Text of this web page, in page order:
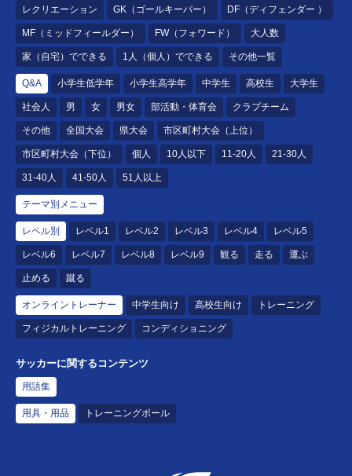
レクリエーション GK（ゴールキーパー） DF（ディフェンダー ）
MF（ミッドフィールダー） FW（フォワード） 大人数
家（自宅）でできる 1人（個人）でできる その他一覧
Q&A 小学生低学年 小学生高学年 中学生 高校生 大学生
社会人 男 女 男女 部活動・体育会 クラブチーム
その他 全国大会 県大会 市区町村大会（上位）
市区町村大会（下位） 個人 10人以下 11-20人 21-30人
31-40人 41-50人 51人以上
テーマ別メニュー
レベル別 レベル1 レベル2 レベル3 レベル4 レベル5
レベル6 レベル7 レベル8 レベル9 観る 走る 運ぶ
止める 蹴る
オンライントレーナー 中学生向け 高校生向け トレーニング
フィジカルトレーニング コンディショニング
サッカーに関するコンテンツ
用語集
用具・用品 トレーニングボール